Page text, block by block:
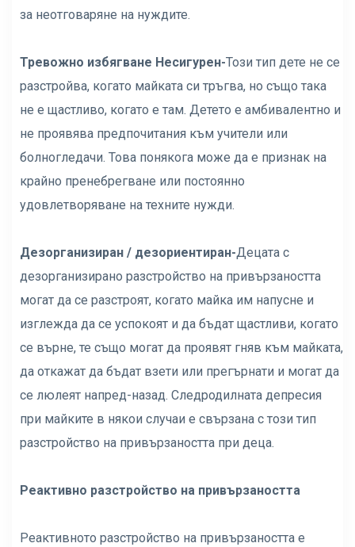
за неотговаряне на нуждите.
Тревожно избягване Несигурен-Този тип дете не се
разстройва, когато майката си тръгва, но също така
не е щастливо, когато е там. Детето е амбивалентно и
не проявява предпочитания към учители или
болногледачи. Това понякога може да е признак на
крайно пренебрегване или постоянно
удовлетворяване на техните нужди.
Дезорганизиран / дезориентиран-Децата с
дезорганизирано разстройство на привързаността
могат да се разстроят, когато майка им напусне и
изглежда да се успокоят и да бъдат щастливи, когато
се върне, те също могат да проявят гняв към майката,
да откажат да бъдат взети или прегърнати и могат да
се люлеят напред-назад. Следродилната депресия
при майките в някои случаи е свързана с този тип
разстройство на привързаността при деца.
Реактивно разстройство на привързаността
Реактивното разстройство на привързаността е